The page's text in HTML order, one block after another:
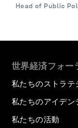
Head of Public
世界経済フォー
私たちのストラテ
私たちのアイデン
私たちの活動